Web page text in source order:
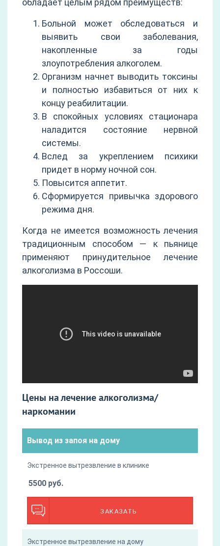
обладает целым рядом преимуществ:
Больной может обследоваться и
выявить свои заболевания,
накопленные за годы
злоупотребления алкоголем.
Организм начнет выводить токсины
и полностью избавиться от них к
концу реабилитации.
В спокойных условиях стационара
наладится состояние нервной
системы.
Вслед за укреплением психики
придет в норму ночной сон.
Повысится аппетит.
Сформируется привычка здорового
режима дня.
Когда не имеется возможность лечения
традиционным способом — к пьянице
применяют принудительное лечение
алкоголизма в Россоши.
Цены на лечение алкоголизма/
наркомании
Вывод из запоя на дому
Экстренное вытрезвление в клинике
ЗАКАЗАТЬ
5500 руб.
Экстренное вытрезвление на дому